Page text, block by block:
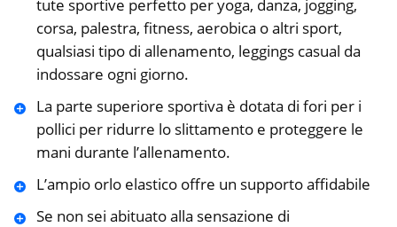
tute sportive perfetto per yoga, danza, jogging,
corsa, palestra, fitness, aerobica o altri sport,
qualsiasi tipo di allenamento, leggings casual da
indossare ogni giorno.
La parte superiore sportiva è dotata di fori per i
pollici per ridurre lo slittamento e proteggere le
mani durante l’allenamento.
L’ampio orlo elastico offre un supporto affidabile
Se non sei abituato alla sensazione di